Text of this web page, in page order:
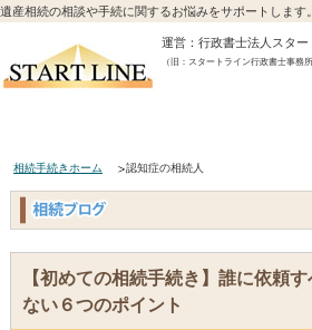
遺産相続の相談や手続に関するお悩みをサポートします
運営：行政書士法人スター
（旧：スタートライン行政書士事務所
相続手続きホーム 認知症の相続人
【初めての相続手続き】誰に依頼
ない６つのポイント